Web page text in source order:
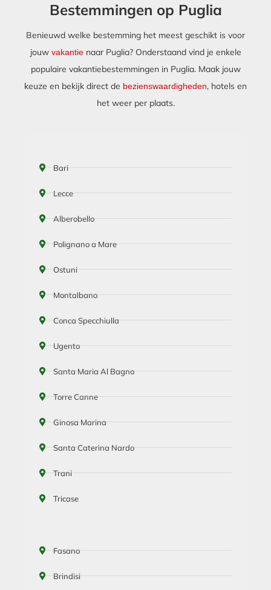
Bestemmingen op Puglia
Benieuwd welke bestemming het meest geschikt is voor
jouw vakantienaar Puglia? Onderstaand vind je enkele
populaire vakantiebestemmingen in Puglia. Maak jouw
keuze en bekijk direct de bezienswaardigheden, hotels en
het weer per plaats.
Bari
Lecce
Alberobello
Polignano a Mare
Ostuni
Montalbano
Conca Specchiulla
Ugento
Santa Maria Al Bagno
Torre Canne
Ginosa Marina
Santa Caterina Nardo
Trani
Tricase
Fasano
Brindisi